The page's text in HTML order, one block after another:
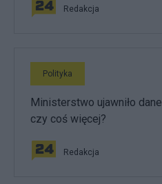
Redakcja
Polityka
Ministerstwo ujawniło
czy coś więcej?
Redakcja